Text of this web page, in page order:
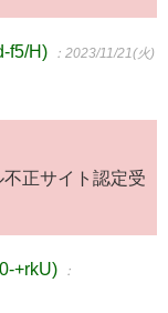
f5/H) ：2023/11/21(火)
正サイト認定受
+rkU) ：